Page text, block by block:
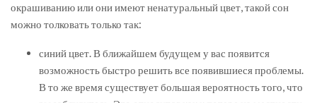
окрашиванию или они имеют ненатуральный цвет, такой сон
можно толковать только так:
синий цвет. В ближайшем будущем у вас появится
возможность быстро решить все появившиеся проблемы.
В то же время существует большая вероятность того, что